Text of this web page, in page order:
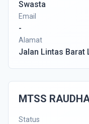
Swasta
Email
-
Alamat
Jalan Lintas Barat
MTSS
Status